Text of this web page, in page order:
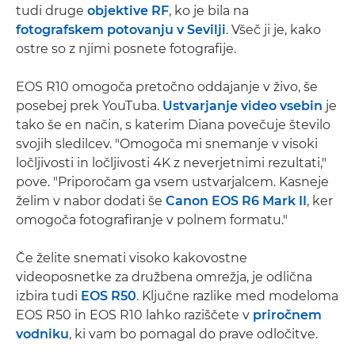
tudi druge objektive RF, ko je bila na
fotografskem potovanju v Sevilji. Všeč ji je, kako
ostre so z njimi posnete fotografije.
EOS R10 omogoča pretočno oddajanje v živo, še
posebej prek YouTuba. Ustvarjanje video vsebin je
tako še en način, s katerim Diana povečuje število
svojih sledilcev. "Omogoča mi snemanje v visoki
ločljivosti in ločljivosti 4K z neverjetnimi rezultati,"
pove. "Priporočam ga vsem ustvarjalcem. Kasneje
želim v nabor dodati še Canon EOS R6 Mark II, ker
omogoča fotografiranje v polnem formatu."
Če želite snemati visoko kakovostne
videoposnetke za družbena omrežja, je odlična
izbira tudi EOS R50. Ključne razlike med modeloma
EOS R50 in EOS R10 lahko raziščete v priročnem
vodniku, ki vam bo pomagal do prave odločitve.